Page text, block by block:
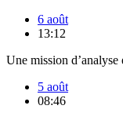
6 août
13:12
Une mission
5 août
08:46